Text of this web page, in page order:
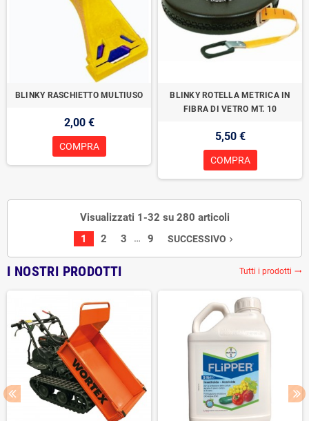
BLINKY RASCHIETTO MULTIUSO
2,00 €
COMPRA
BLINKY ROTELLA METRICA IN
FIBRA DI VETRO MT. 10
5,50 €
COMPRA
Visualizzati 1-32 su 280 articoli
1
2 3 … 9 SUCCESSIVO navigate_next
I NOSTRI PRODOTTI Tutti i prodotti trending_flat